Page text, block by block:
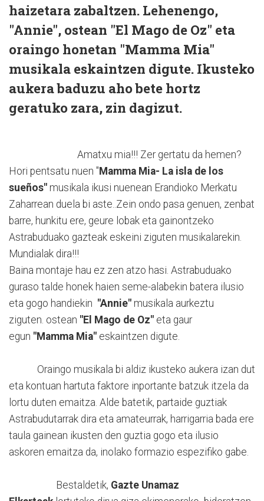
haizetara zabaltzen. Lehenengo,
"Annie", ostean "El Mago de Oz" eta
oraingo honetan "Mamma Mia"
musikala eskaintzen digute. Ikusteko
aukera baduzu aho bete hortz
geratuko zara, zin dagizut.
Amatxu mia!!! Zer gertatu da hemen?
Hori pentsatu nuen " Mamma Mia- La isla de los
sueños" musikala ikusi nuenean Erandioko Merkatu
Zaharrean duela bi aste..Zein ondo pasa genuen, zenbat
barre, hunkitu ere, geure lobak eta gainontzeko
Astrabuduako gazteak eskeini ziguten musikalarekin.
Mundialak dira!!!
Baina montaje hau ez zen atzo hasi. Astrabuduako
guraso talde honek haien seme-alabekin batera ilusio
eta gogo handiekin "Annie" musikala aurkeztu
ziguten. ostean "El Mago de Oz" eta gaur
egun "Mamma Mia" eskaintzen digute.
Oraingo musikala bi aldiz ikusteko aukera izan dut
eta kontuan hartuta faktore inportante batzuk itzela da
lortu duten emaitza. Alde batetik, partaide guztiak
Astrabudutarrak dira eta amateurrak, harrigarria bada ere
taula gainean ikusten den guztia gogo eta ilusio
askoren emaitza da, inolako formazio espezifiko gabe.
Bestaldetik, Gazte Unamaz